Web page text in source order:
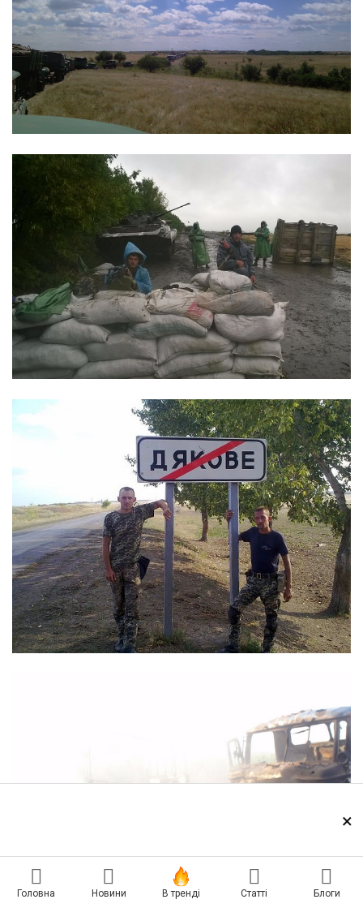
×
Головна Новини В тренді Статті Блоги